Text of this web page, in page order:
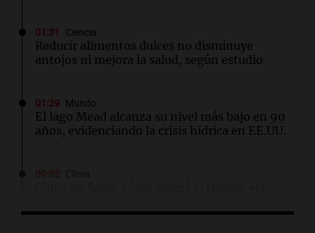
01:31 Ciencia
Reducir alimentos dulces no disminuye
antojos ni mejora la salud, según estudio
01:29 Mundo
El lago Mead alcanza su nivel más bajo en 90
años, evidenciando la crisis hídrica en EE.UU.